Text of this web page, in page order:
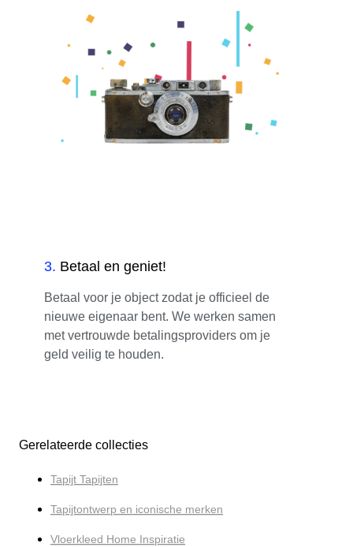
3. Betaal en geniet!
Betaal voor je object zodat je officieel de
nieuwe eigenaar bent. We werken samen
met vertrouwde betalingsproviders om je
geld veilig te houden.
Gerelateerde collecties
Tapijt Tapijten
Tapijtontwerp en iconische merken
Vloerkleed Home Inspiratie